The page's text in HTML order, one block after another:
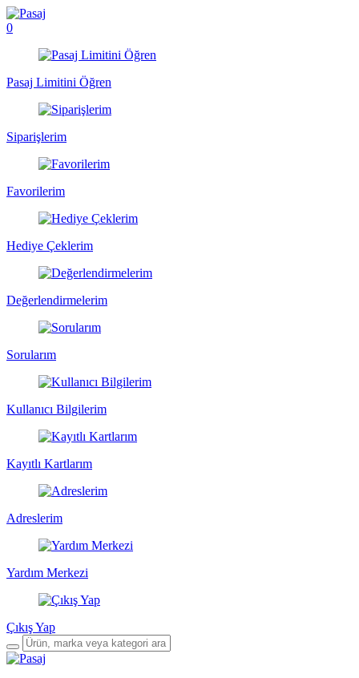
0
Pasaj Limitini Öğren
Siparişlerim
Favorilerim
Hediye Çeklerim
Değerlendirmelerim
Sorularım
Kullanıcı Bilgilerim
Kayıtlı Kartlarım
Adreslerim
Yardım Merkezi
Çıkış Yap